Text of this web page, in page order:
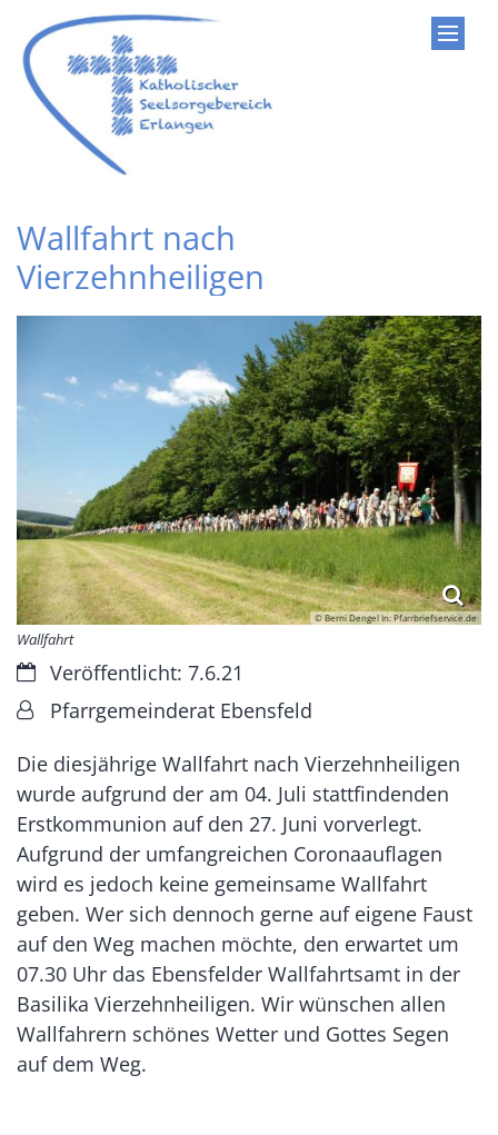
Zum Inhalt springen
Wallfahrt nach
Vierzehnheiligen
© Berni Dengel In: Pfarrbriefservice.de
Wallfahrt
Datum:Veröffentlicht: 7.6.21
Von:Pfarrgemeinderat Ebensfeld
Die diesjährige Wallfahrt nach Vierzehnheiligen
wurde aufgrund der am 04. Juli stattfindenden
Erstkommunion auf den 27. Juni vorverlegt.
Aufgrund der umfangreichen Coronaauflagen
wird es jedoch keine gemeinsame Wallfahrt
geben. Wer sich dennoch gerne auf eigene Faust
auf den Weg machen möchte, den erwartet um
07.30 Uhr das Ebensfelder Wallfahrtsamt in der
Basilika Vierzehnheiligen. Wir wünschen allen
Wallfahrern schönes Wetter und Gottes Segen
auf dem Weg.